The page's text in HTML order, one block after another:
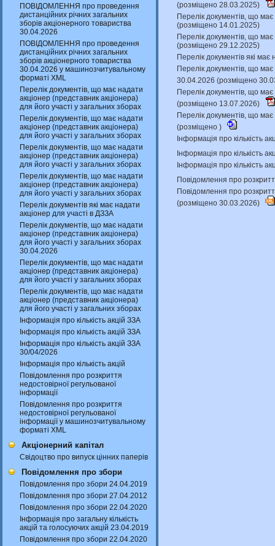
ПОВІДОМЛЕННЯ про проведення
дистанційних річних загальних
зборів акціонерного товариства
30.04.2026
ПОВІДОМЛЕННЯ про проведення
дистанційних річних загальних
зборів акціонерного товариства
30.04.2026 у машинозчитувальному
форматі XML
Перелік документів, що має надати
акціонер (представник акціонера)
для його участі у загальних зборах
Перелік документів, що має надати
акціонер (представник акціонера)
для його участі у загальних зборах
Перелік документів, що має надати
акціонер (представник акціонера)
для його участі у загальних зборах
Перелік документів, що має надати
акціонер (представник акціонера)
для його участі у загальних зборах
Перелік документів які має надати
акціонер для участі в ДЗЗА
Перелік документів, що має надати
акціонер (представник акціонера)
для його участі у загальних зборах
30.04.2026
Перелік документів, що має надати
акціонер (представник акціонера)
для його участі у загальних зборах
Перелік документів, що має надати
акціонер (представник акціонера)
для його участі у загальних зборах
Інформація про кількість акцій ЗЗА
Інформація про кількість акцій ЗЗА
Інформація про кількість акцій ЗЗА
30/04/2026
Інформація про кількість акцій
Повідомлення про розкриття
недостовірної регульованої
інформації
Повідомлення про розкриття
недостовірної регульованої
інформації у машинозчитувальному
форматі XML
Акціонерний капітал
Свідоцтво про випуск цінних паперів
Повідомлення про збори
Повідомлення про збори 24.04.2019
Повідомлення про збори 27.04.2012
Повідомлення про збори 22.04.2020
Інформація про загальну кількість
акцій та голосуючих акцій 23.04.2019
Повідомлення про збори 22.04.2020
(розміщено 28.03.2025)
Перелік документів, що
(розміщено 14.01.2025)
Перелік документів, що
(розміщено 29.12.2025)
Перелік документів які
Перелік документів, що
30.04.2026 (розміщено
Перелік документів, що
(розміщено 13.07.2026)
Перелік документів, що
(розміщено )
Інформація про кількість
Інформація про кількість
Інформація про кількість
Повідомлення про
Повідомлення про
(розміщено 30.03.2026)